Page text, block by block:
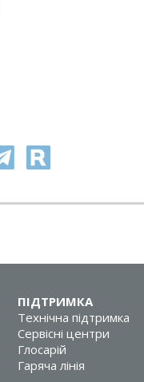
ПІДТРИМКА
Технічна підтримка
Сервісні центри
Глосарій
Гаряча лінія